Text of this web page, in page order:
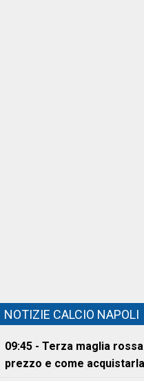
NOTIZIE CALCIO NAPOLI
09:45 - Terza maglia
prezzo e come